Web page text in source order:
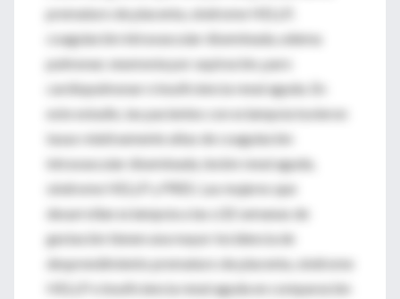
prematuro de placenta, síndrome HELLP,
coagulación intravascular diseminada, edema
pulmonar, neumonía por aspiración, paro
cardiopulmonar e insuficiencia renal aguda. En
este estudio, las pacientes con eclampsia tuvieron
tasas relativamente altas de coagulación
intravascular diseminada, lesión renal aguda,
síndrome HELLP y PRES. Las mujeres que
desarrollan eclampsia a las ≤32 semanas de
gestación tienen una mayor incidencia de
desprendimiento prematuro de placenta, síndrome
HELLP e insuficiencia renal aguda en comparación